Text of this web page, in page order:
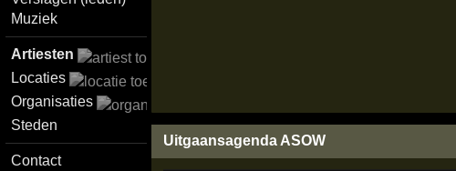
Muziek
Artiesten
Locaties
Organisaties
Steden
Contact
Uitgaansagenda ASOW